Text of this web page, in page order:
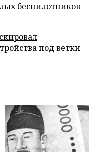
беспилотников
под ветки